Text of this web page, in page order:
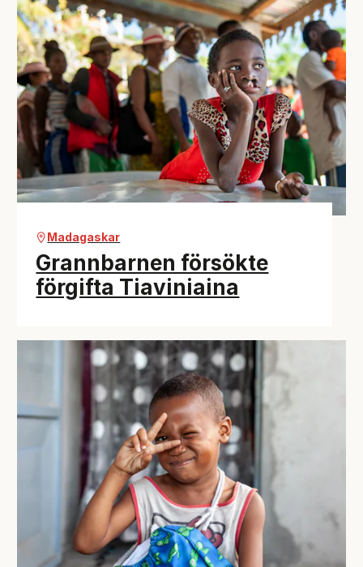
Madagaskar
Grannbarnen försökte
förgifta Tiaviniaina